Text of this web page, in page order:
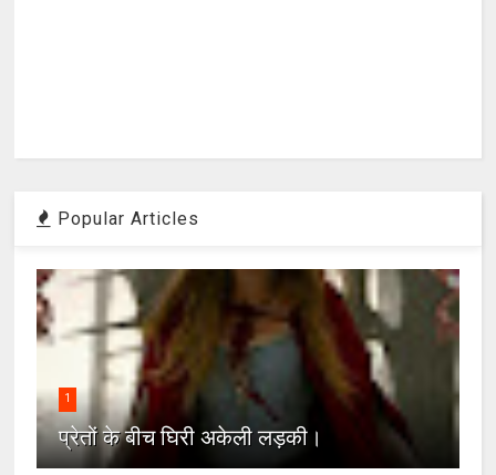
Popular Articles
1
प्रेतों के बीच घिरी अकेली लड़की।